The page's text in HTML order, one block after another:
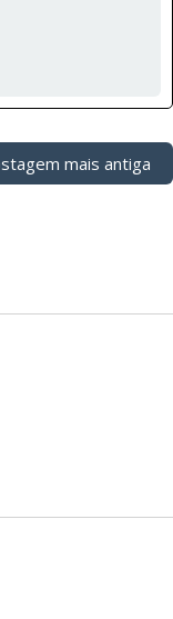
mais antiga